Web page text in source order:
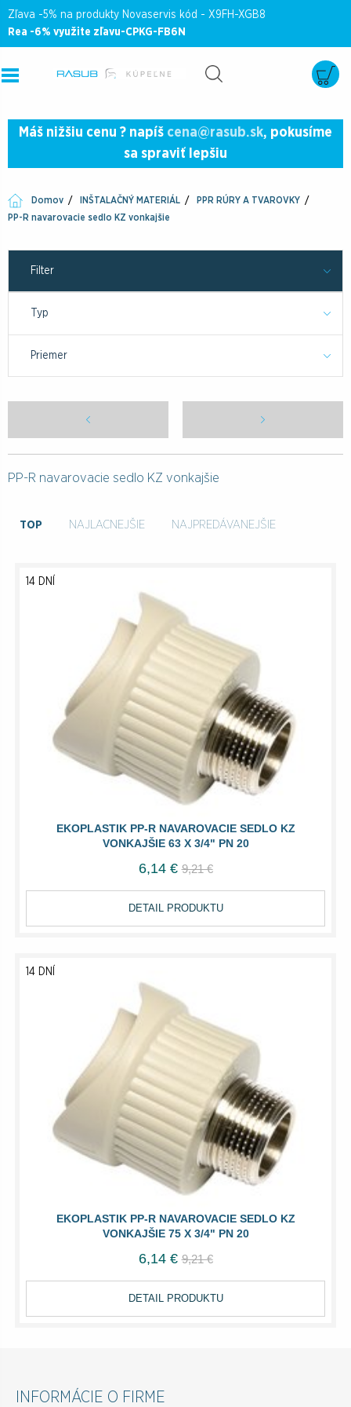
Zľava -5% na produkty Novaservis kód - X9FH-XGB8
Rea -6% využite zľavu-CPKG-FB6N
Máš nižšiu cenu ? napíš cena@rasub.sk, pokusíme
sa spraviť lepšiu
Domov INŠTALAČNÝ MATERIÁL
PPR RÚRY A TVAROVKY
PP-R navarovacie sedlo KZ vonkajšie
Filter
Typ
Priemer
PP-R navarovacie sedlo KZ vonkajšie
TOP NAJLACNEJŠIE NAJPREDÁVANEJŠIE
EKOPLASTIK PP-R NAVAROVACIE SEDLO KZ
VONKAJŠIE 63 X 3/4" PN 20
14 DNÍ
6,14 € 9,21 €
DETAIL PRODUKTU
EKOPLASTIK PP-R NAVAROVACIE SEDLO KZ
VONKAJŠIE 75 X 3/4" PN 20
14 DNÍ
6,14 € 9,21 €
DETAIL PRODUKTU
INFORMÁCIE O FIRME